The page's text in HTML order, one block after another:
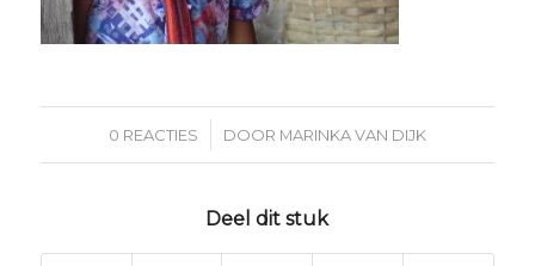
0 REACTIES
/ DOOR MARINKA VAN DIJK
Deel dit stuk